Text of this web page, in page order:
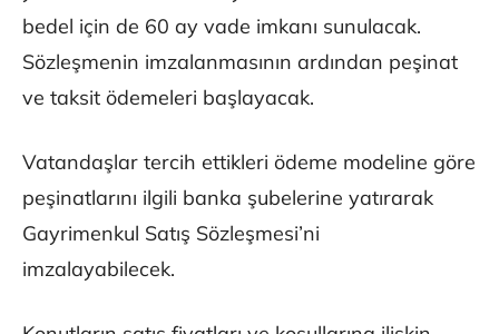
bedel için de 60 ay vade imkanı sunulacak.
Sözleşmenin imzalanmasının ardından peşinat
ve taksit ödemeleri başlayacak.
Vatandaşlar tercih ettikleri ödeme modeline göre
peşinatlarını ilgili banka şubelerine yatırarak
Gayrimenkul Satış Sözleşmesi’ni
imzalayabilecek.